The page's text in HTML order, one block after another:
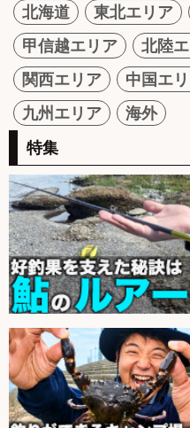
北海道 東北エリア
甲信越エリア
北陸
関西エリア
中国エ
九州エリア
海外
特集